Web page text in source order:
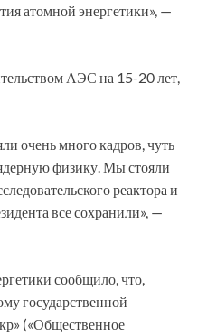
атомной энергетики», —
АЭС на 15-20 лет,
очень много кадров, чуть
физику. Мы стояли
реактора и
все сохранили», —
сообщило, что,
государственной
(«Общественное